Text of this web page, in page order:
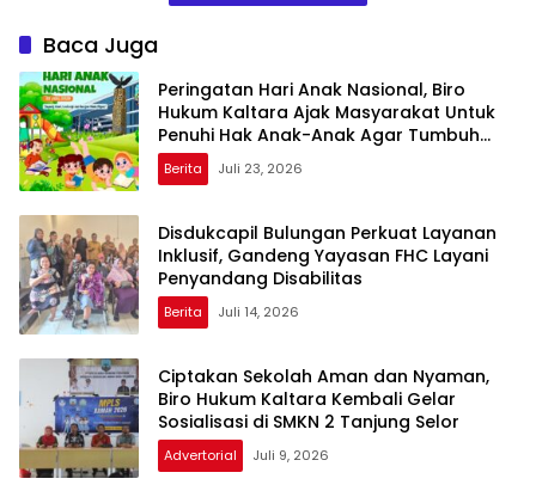
Baca Juga
Peringatan Hari Anak Nasional, Biro
Hukum Kaltara Ajak Masyarakat Untuk
Penuhi Hak Anak-Anak Agar Tumbuh
Cerdas dan Berkarakter
Berita Juli 23, 2026
Disdukcapil Bulungan Perkuat Layanan
Inklusif, Gandeng Yayasan FHC Layani
Penyandang Disabilitas
Berita Juli 14, 2026
Ciptakan Sekolah Aman dan Nyaman,
Biro Hukum Kaltara Kembali Gelar
Sosialisasi di SMKN 2 Tanjung Selor
Advertorial Juli 9, 2026